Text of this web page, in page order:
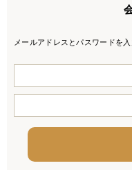
メールアドレスとパスワードを